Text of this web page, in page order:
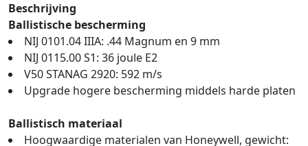
Beschrijving
Ballistische bescherming
NIJ 0101.04 IIIA: .44 Magnum en 9 mm
NIJ 0115.00 S1: 36 joule E2
V50 STANAG 2920: 592 m/s
Upgrade hogere bescherming middels harde platen
Ballistisch materiaal
Hoogwaardige materialen van Honeywell, gewicht: